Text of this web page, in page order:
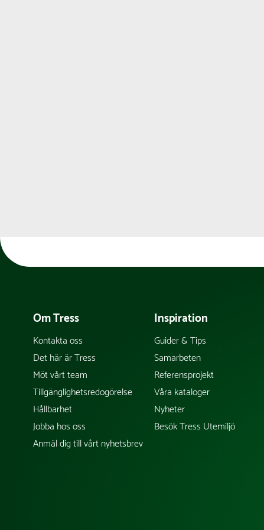
Om Tress
Kontakta oss
Det här är Tress
Möt vårt team
Tillgänglighetsredogörelse
Hållbarhet
Jobba hos oss
Anmäl dig till vårt nyhetsbrev
Inspiration
Guider & Tips
Samarbeten
Referensprojekt
Våra kataloger
Nyheter
Besök Tress Utemiljö